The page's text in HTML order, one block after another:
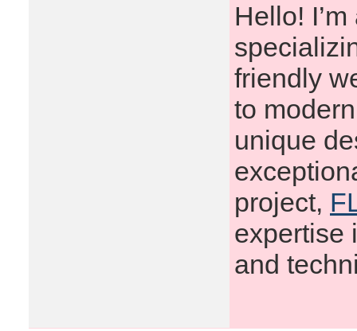
Hello!
friendly
to
unique
project,
expertise
and